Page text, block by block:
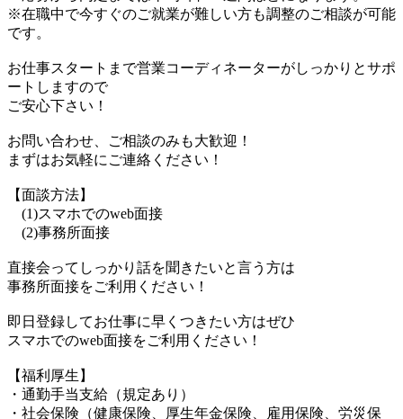
※在職中で今すぐのご就業が難しい方も調整のご相談が可能
です。
お仕事スタートまで営業コーディネーターがしっかりとサポ
ートしますので
ご安心下さい！
お問い合わせ、ご相談のみも大歓迎！
まずはお気軽にご連絡ください！
【面談方法】
(1)スマホでのweb面接
(2)事務所面接
直接会ってしっかり話を聞きたいと言う方は
事務所面接をご利用ください！
即日登録してお仕事に早くつきたい方はぜひ
スマホでのweb面接をご利用ください！
【福利厚生】
・通勤手当支給（規定あり）
・社会保険（健康保険、厚生年金保険、雇用保険、労災保